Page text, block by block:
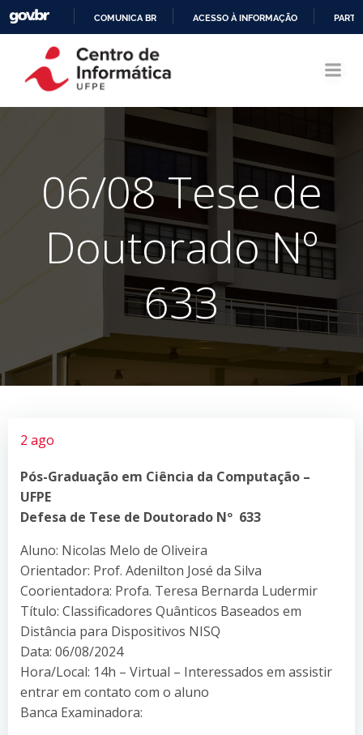
CONTEÚDO
COMUNICA BR ACESSO À INFORMAÇÃO
06/08 Tese de
Doutorado Nº
633
2 ago
Pós-Graduação em Ciência da Computação –
UFPE
Defesa de Tese de Doutorado Nº 633
Aluno: Nicolas Melo de Oliveira
Orientador: Prof. Adenilton José da Silva
Coorientadora: Profa. Teresa Bernarda Ludermir
Título: Classificadores Quânticos Baseados em
Distância para Dispositivos NISQ
Data: 06/08/2024
Hora/Local: 14h – Virtual – Interessados em assistir
entrar em contato com o aluno
Banca Examinadora: